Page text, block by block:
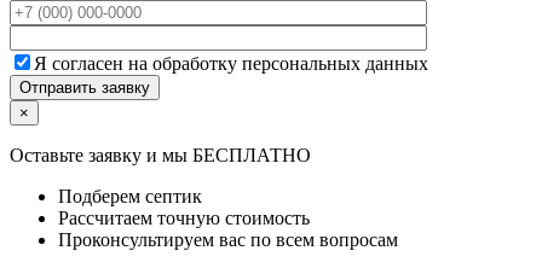
Я согласен на обработку персональных данных
×
Оставьте заявку и мы БЕСПЛАТНО
Подберем септик
Рассчитаем точную стоимость
Проконсультируем вас по всем вопросам